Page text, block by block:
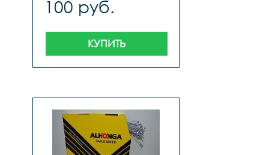
тайвань
100 руб.
КУПИТЬ